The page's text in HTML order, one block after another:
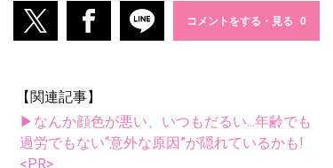
コメントをする・見る
【関連記事】
▶なんか顔色が悪い、いつもだるい...年齢でも
過労でもない“意外な原因”が隠れているかも!
<PR>